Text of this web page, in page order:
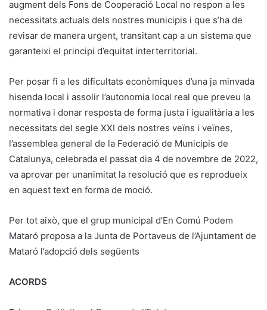
augment dels Fons de Cooperació Local no respon a les
necessitats actuals dels nostres municipis i que s’ha de
revisar de manera urgent, transitant cap a un sistema que
garanteixi el principi d’equitat interterritorial.
Per posar fi a les dificultats econòmiques d’una ja minvada
hisenda local i assolir l’autonomia local real que preveu la
normativa i donar resposta de forma justa i igualitària a les
necessitats del segle XXI dels nostres veïns i veïnes,
l’assemblea general de la Federació de Municipis de
Catalunya, celebrada el passat dia 4 de novembre de 2022,
va aprovar per unanimitat la resolució que es reprodueix
en aquest text en forma de moció.
Per tot això, que el grup municipal d’En Comú Podem
Mataró proposa a la Junta de Portaveus de l’Ajuntament de
Mataró l’adopció dels següents
ACORDS